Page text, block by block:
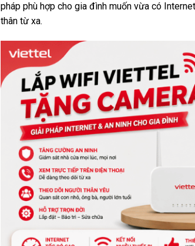
pháp phù hợp cho gia đình muốn vừa có
thân từ xa.